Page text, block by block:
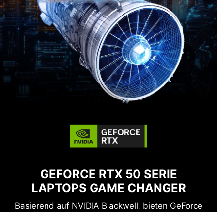
GEFORCE RTX 50 SERIE
LAPTOPS GAME CHANGER
Basierend auf NVIDIA Blackwell, bieten GeForce